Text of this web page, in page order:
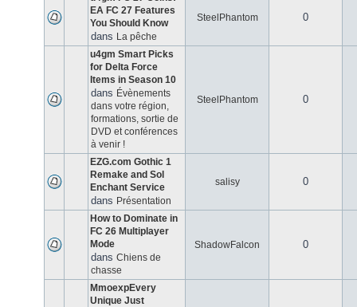
EA FC 27 Features
You Should Know
dans La pêche
SteelPhantom 0
u4gm Smart Picks
for Delta Force
Items in Season 10
dans Évènements
dans votre région,
formations, sortie de
DVD et conférences
à venir !
SteelPhantom 0
EZG.com Gothic 1
Remake and Sol
Enchant Service
dans Présentation
salisy 0
How to Dominate in
FC 26 Multiplayer
Mode
dans Chiens de
chasse
ShadowFalcon 0
MmoexpEvery
Unique Just